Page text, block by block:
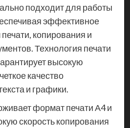
подходит для работы
эффективное
копирования и
Технология печати
высокую
качество
и графики.
формат печати А4 и
скорость копирования